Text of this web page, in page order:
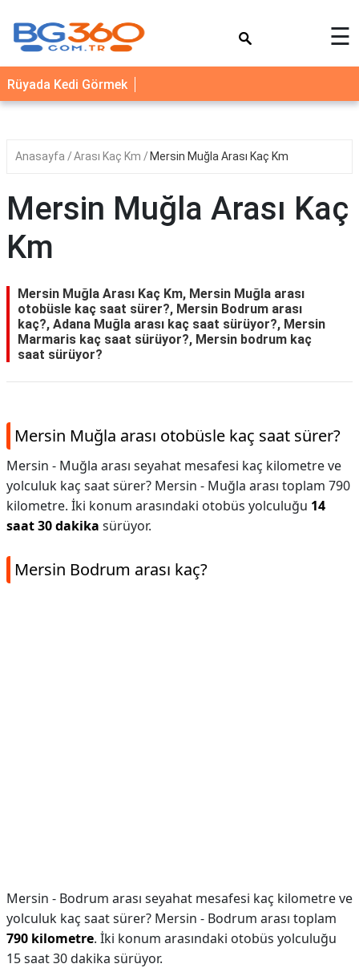
YEMEK
TARİFLERİ
SAĞLIK
İLETİŞİM
☰
Rüyada Kedi Görmek
Anasayfa Arası Kaç Km Mersin Muğla Arası Kaç Km
Mersin Muğla Arası Kaç
Km
Mersin Muğla Arası Kaç Km, Mersin Muğla arası
otobüsle kaç saat sürer?, Mersin Bodrum arası
kaç?, Adana Muğla arası kaç saat sürüyor?, Mersin
Marmaris kaç saat sürüyor?, Mersin bodrum kaç
saat sürüyor?
Mersin Muğla arası otobüsle kaç saat sürer?
Mersin - Muğla arası seyahat mesafesi kaç kilometre ve
yolculuk kaç saat sürer? Mersin - Muğla arası toplam 790
kilometre. İki konum arasındaki otobüs yolculuğu 14
saat 30 dakika sürüyor.
Mersin Bodrum arası kaç?
Mersin - Bodrum arası seyahat mesafesi kaç kilometre ve
yolculuk kaç saat sürer? Mersin - Bodrum arası toplam
790 kilometre. İki konum arasındaki otobüs yolculuğu
15 saat 30 dakika sürüyor.